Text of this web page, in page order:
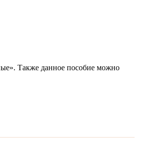
Также данное пособие можно